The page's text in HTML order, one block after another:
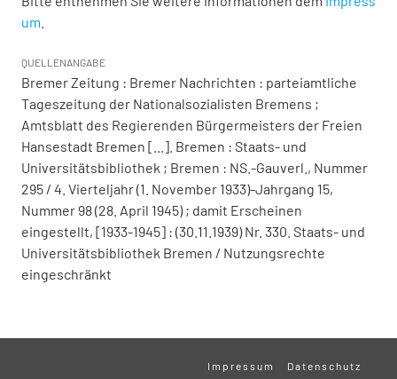
um
QUELLENANGABE
Bremer Zeitung : Bremer Nachrichten : parteiamtliche
Tageszeitung der Nationalsozialisten Bremens ;
Amtsblatt des Regierenden Bürgermeisters der Freien
Hansestadt Bremen [...]. Bremen : Staats- und
Universitätsbibliothek ; Bremen : NS.-Gauverl., Nummer
295 / 4. Vierteljahr (1. November 1933)-Jahrgang 15,
Nummer 98 (28. April 1945) ; damit Erscheinen
eingestellt, [1933-1945] : (30.11.1939) Nr. 330. Staats- und
Universitätsbibliothek Bremen / Nutzungsrechte
eingeschränkt
Impressum Datenschutz